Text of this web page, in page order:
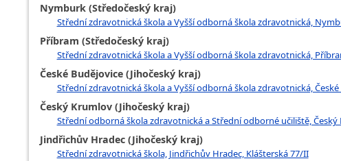
Nymburk (Středočeský kraj)
Střední zdravotnická škola a Vyšší odborná škola zdravotnická,
Příbram (Středočeský kraj)
Střední zdravotnická škola a Vyšší odborná škola zdravotnická,
České Budějovice (Jihočeský kraj)
Střední zdravotnická škola a Vyšší odborná škola zdravotnická,
Český Krumlov (Jihočeský kraj)
Střední odborná škola zdravotnická a Střední odborné učiliště, Český
Jindřichův Hradec (Jihočeský kraj)
Střední zdravotnická škola, Jindřichův Hradec, Klášterská 77/II